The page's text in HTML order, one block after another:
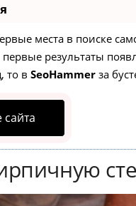
места в поиске
результаты
то в SeoHammer за